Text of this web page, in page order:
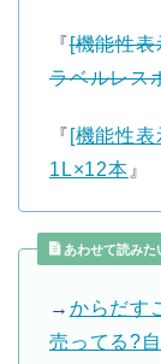
『[機能性表
ラベルレス
『 [機能性
1L×12本 』
あわせて読みた
→ からだす
売ってる?